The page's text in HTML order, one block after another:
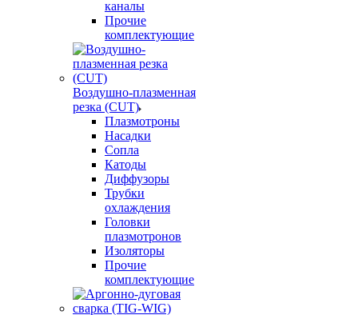
каналы
Прочие
комплектующие
Воздушно-плазменная
резка (CUT)
Плазмотроны
Насадки
Сопла
Катоды
Диффузоры
Трубки
охлаждения
Головки
плазмотронов
Изоляторы
Прочие
комплектующие